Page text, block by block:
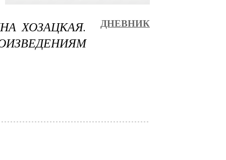
ХОЗАЦКАЯ.
ДНЕВНИК